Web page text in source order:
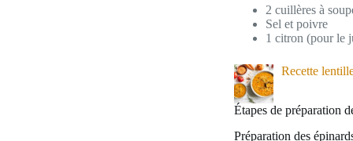
2 cuillères à
Sel et poivre
1 citron (pour le
Recette
Étapes de préparation
Préparation des